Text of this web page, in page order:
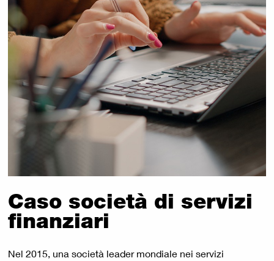
Caso società di servizi
finanziari
Nel 2015, una società leader mondiale nei servizi